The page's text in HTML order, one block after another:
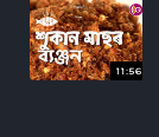
11:56